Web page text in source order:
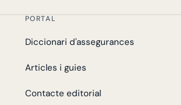
PORTAL
Diccionari d'assegurances
Articles i guies
Contacte editorial